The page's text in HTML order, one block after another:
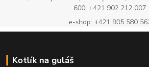
600, +421 902 212 007
e-shop: +421 905 580
Kotlík na guláš